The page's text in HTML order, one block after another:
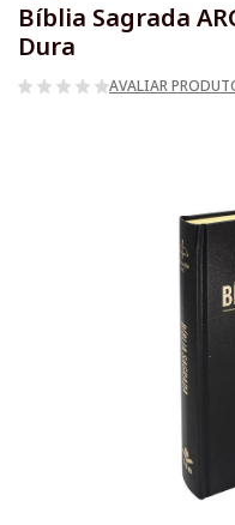
Bíblia Sagrada
Dura
AVALIAR